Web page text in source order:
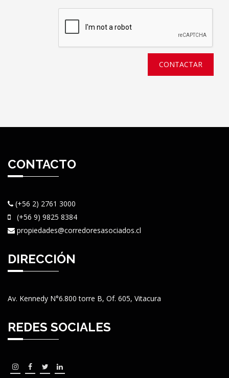
CONTACTAR
CONTACTO
(+56 2) 2761 3000
(+56 9) 9825 8384
propiedades@corredoresasociados.cl
DIRECCIÓN
Av. Kennedy N°6.800 torre B, Of. 605, Vitacura
REDES SOCIALES